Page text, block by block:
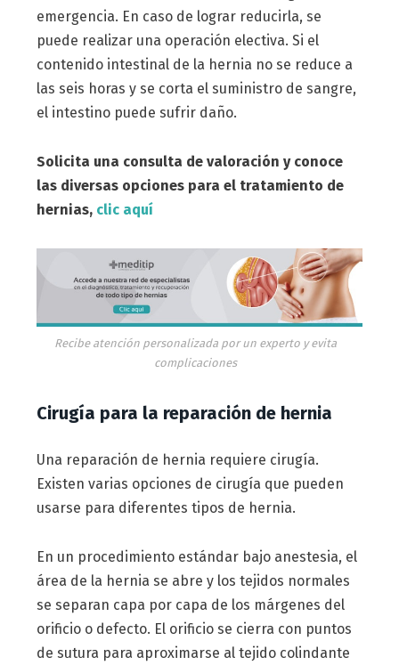
emergencia. En caso de lograr reducirla, se
puede realizar una operación electiva. Si el
contenido intestinal de la hernia no se reduce a
las seis horas y se corta el suministro de sangre,
el intestino puede sufrir daño.
Solicita una consulta de valoración y conoce
las diversas opciones para el tratamiento de
hernias, clic aquí
Recibe atención personalizada por un experto y evita
complicaciones
Cirugía para la reparación de hernia
Una reparación de hernia requiere cirugía.
Existen varias opciones de cirugía que pueden
usarse para diferentes tipos de hernia.
En un procedimiento estándar bajo anestesia, el
área de la hernia se abre y los tejidos normales
se separan capa por capa de los márgenes del
orificio o defecto. El orificio se cierra con puntos
de sutura para aproximarse al tejido colindante